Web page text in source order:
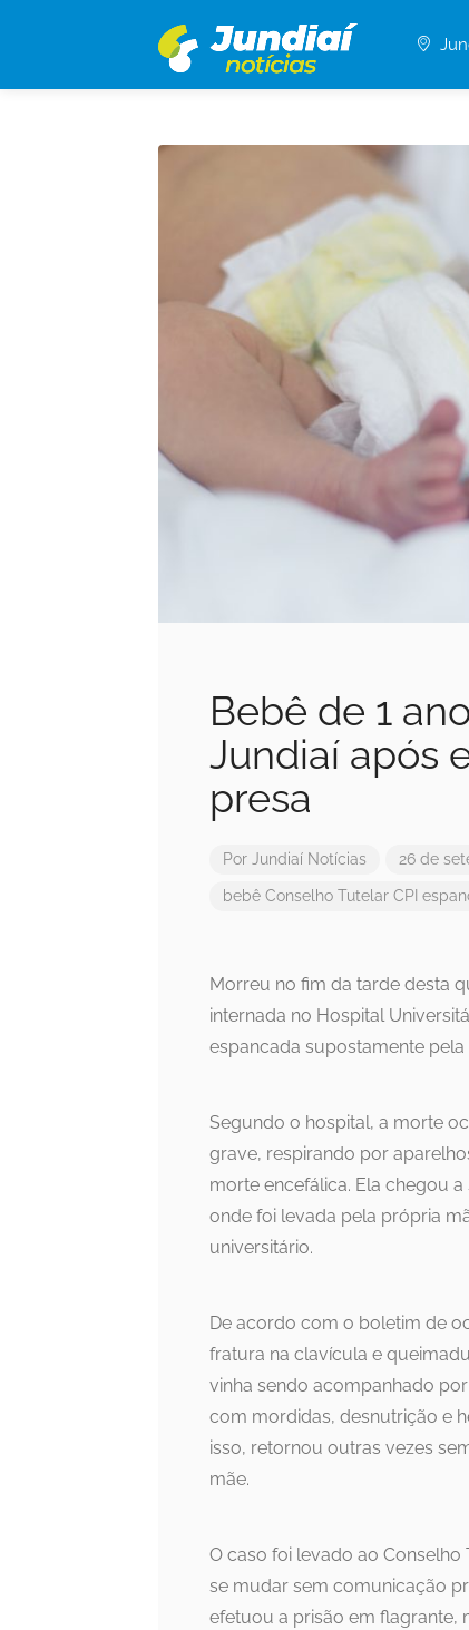
Bebê de 1
Jundiaí após
presa
Por Jundiaí Notícias 26 de
bebê Conselho Tutelar CPI
Morreu no fim da tarde desta
internada no Hospital
espancada supostamente
Segundo o hospital, a morte
grave, respirando por
morte encefálica. Ela chegou
onde foi levada pela própria
universitário.
De acordo com o boletim de
fratura na clavícula e
vinha sendo acompanhado
com mordidas, desnutrição e
isso, retornou outras vezes
mãe.
O caso foi levado ao
se mudar sem comunicação
efetuou a prisão em flagrante,